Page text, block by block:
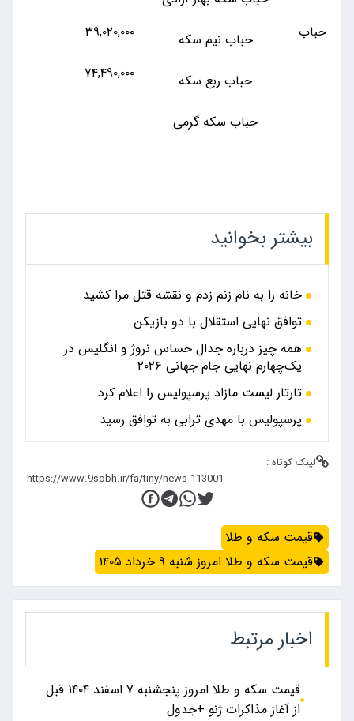
حباب حباب نیم سکه ۳۹,۰۲۰,۰۰۰
حباب ربع سکه ۷۴,۴۹۰,۰۰۰
حباب سکه گرمی
بیشتر بخوانید
خانه را به نام زنم زدم و نقشه قتل مرا کشید
توافق نهایی استقلال با دو بازیکن
همه چیز درباره جدال حساس نروژ و انگلیس در
یک‌چهارم نهایی جام جهانی ۲۰۲۶
تارتار لیست مازاد پرسپولیس را اعلام کرد
پرسپولیس با مهدی ترابی به توافق رسید
لینک کوتاه :
قیمت سکه و طلا
قیمت سکه و طلا امروز شنبه ۹ خرداد ۱۴۰۵
اخبار مرتبط
قیمت سکه و طلا امروز پنجشنبه ۷ اسفند ۱۴۰۴ قبل
از آغاز مذاکرات ژنو +جدول